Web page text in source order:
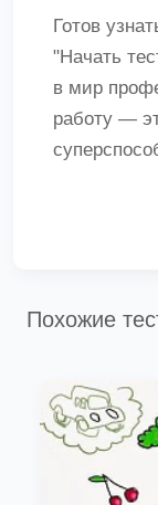
Готов
"Начать
в мир
работу —
Похожие